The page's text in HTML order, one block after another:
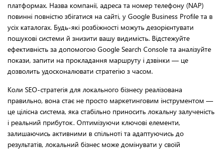
платформах. Назва компанії, адреса та номер телефону (NAP)
повинні повністю збігатися на сайті, у Google Business Profile та в
усіх каталогах. Будь-які розбіжності можуть дезорієнтувати
пошукові системи й знизити вашу видимість. Відстежуйте
ефективність за допомогою Google Search Console та аналізуйте
покази, запити на прокладання маршруту і дзвінки — це
дозволить удосконалювати стратегію з часом.
Коли SEO-стратегія для локального бізнесу реалізована
правильно, вона стає не просто маркетинговим інструментом —
це цілісна система, яка стабільно приносить локальну залученість
і реальний прибуток. Оптимізуючи ключові елементи,
залишаючись активними в спільноті та адаптуючись до
результатів, локальний бізнес може домінувати у своїй